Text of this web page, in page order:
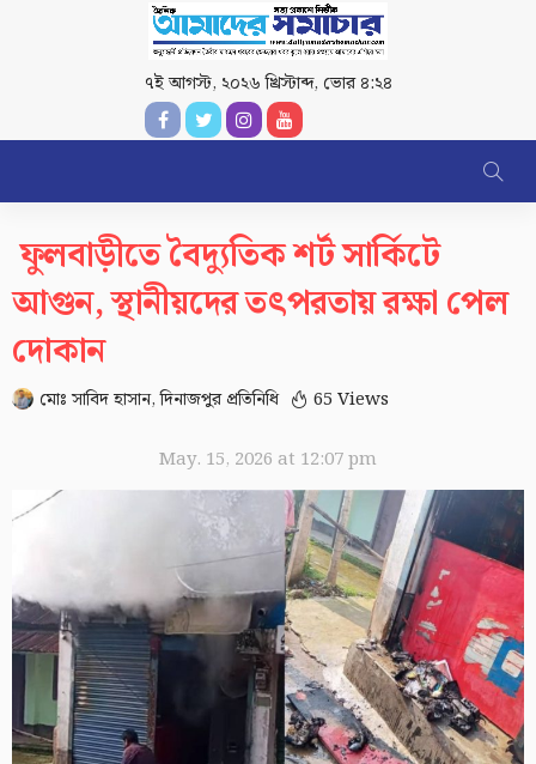
৭ই আগস্ট, ২০২৬ খ্রিস্টাব্দ, ভোর ৪:২৪
ফুলবাড়ীতে বৈদ্যুতিক শর্ট সার্কিটে
আগুন, স্থানীয়দের তৎপরতায় রক্ষা পেল
দোকান
মোঃ সাবিদ হাসান, দিনাজপুর প্রতিনিধি 65 Views
May. 15, 2026 at 12:07 pm